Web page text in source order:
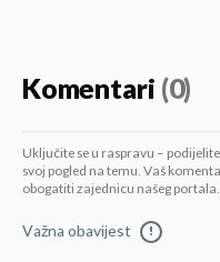
Komentari (0)
Uključite se u raspravu –
svoj pogled na temu. Vaš
obogatiti zajednicu našeg portala.
Važna obavijest !